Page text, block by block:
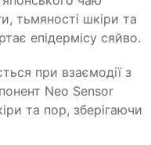
тьмяності шкіри та
епідермісу сяйво.
при взаємодії з
Neo Sensor
та пор, зберігаючи